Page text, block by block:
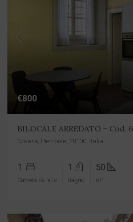
€800
BILOCALE ARREDATO – Cod.
Novara, Piemonte, 28100, Italia
1
Camera da letto
1
Bagno
50
m²